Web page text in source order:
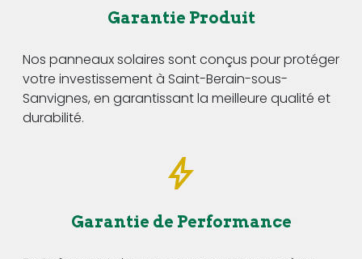
Garantie Produit
Nos panneaux solaires sont conçus pour protéger
votre investissement à Saint-Berain-sous-
Sanvignes, en garantissant la meilleure qualité et
durabilité.
Garantie de Performance